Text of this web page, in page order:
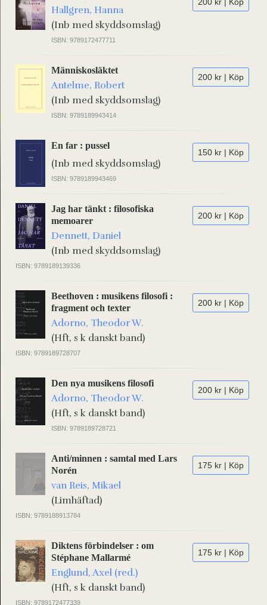
Hallgren, Hanna
(Inb med skyddsomslag)
ISBN: 9789172477711
200 kr | Köp
Människosläktet
Antelme, Robert
(Inb med skyddsomslag)
ISBN: 9789189943414
150 kr | Köp
En far : pussel
(Inb med skyddsomslag)
ISBN: 9789189943469
200 kr | Köp
Jag har tänkt : filosofiska
memoarer
Dennett, Daniel
(Inb med skyddsomslag)
ISBN: 9789189139336
200 kr | Köp
Beethoven : musikens filosofi :
fragment och texter
Adorno, Theodor W.
(Hft, s k danskt band)
ISBN: 9789189728707
200 kr | Köp
Den nya musikens filosofi
Adorno, Theodor W.
(Hft, s k danskt band)
ISBN: 9789189728721
175 kr | Köp
Anti/minnen : samtal med Lars
Norén
van Reis, Mikael
(Limhäftad)
ISBN: 9789188913784
175 kr | Köp
Diktens förbindelser : om
Stéphane Mallarmé
Englund, Axel (red.)
(Hft, s k danskt band)
ISBN: 9789172477339